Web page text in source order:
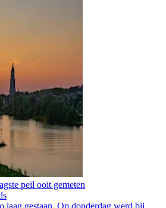
peil ooit gemeten
laag gestaan. Op donderdag werd bij